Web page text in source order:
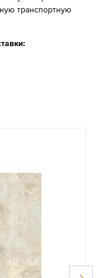
транспортную